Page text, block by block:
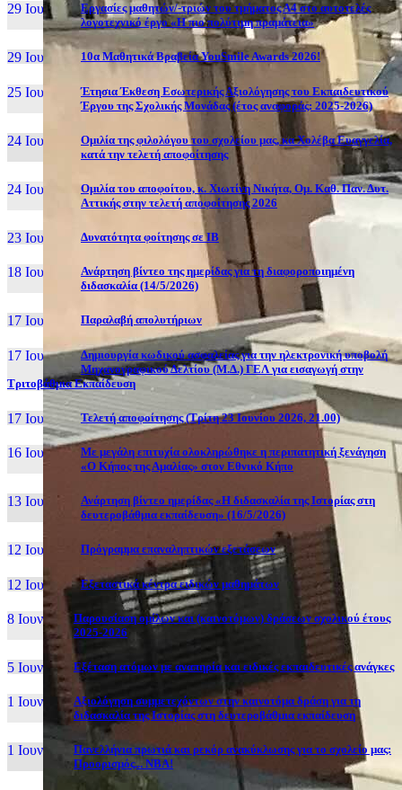
29 Ιουν, 26
Εργασίες μαθητών/-τριών του τμήματος Α4 στο αυτοτελές
λογοτεχνικό έργο «Η πιο πολύτιμη πραμάτεια»
29 Ιουν, 26 10α Μαθητικά Βραβεία YouSmile Awards 2026!
25 Ιουν, 26
Έτησια Έκθεση Εσωτερικής Αξιολόγησης του Εκπαιδευτικού
Έργου της Σχολικής Μονάδας (έτος αναφοράς: 2025-2026)
24 Ιουν, 26
Ομιλία της φιλολόγου του σχολείου μας, κα Χολέβα Ευαγγελία,
κατά την τελετή αποφοίτησης
24 Ιουν, 26
Ομιλία του αποφοίτου, κ. Χιωτίνη Νικήτα, Ομ. Καθ. Παν. Δυτ.
Αττικής στην τελετή αποφοίτησης 2026
23 Ιουν, 26 Δυνατότητα φοίτησης σε ΙΒ
18 Ιουν, 26
Ανάρτηση βίντεο της ημερίδας για τη διαφοροποιημένη
διδασκαλία (14/5/2026)
17 Ιουν, 26 Παραλαβή απολυτήριων
17 Ιουν, 26
Δημιουργία κωδικού ασφαλείας για την ηλεκτρονική υποβολή
Μηχανογραφικού Δελτίου (Μ.Δ.) ΓΕΛ για εισαγωγή στην
Τριτοβάθμια Εκπαίδευση
17 Ιουν, 26 Τελετή αποφοίτησης (Τρίτη 23 Ιουνίου 2026, 21.00)
16 Ιουν, 26
Με μεγάλη επιτυχία ολοκληρώθηκε η περιπατητική ξενάγηση
«Ο Κήπος της Αμαλίας» στον Εθνικό Κήπο
13 Ιουν, 26
Ανάρτηση βίντεο ημερίδας «Η διδασκαλία της Ιστορίας στη
δευτεροβάθμια εκπαίδευση» (16/5/2026)
12 Ιουν, 26 Πρόγραμμα επαναληπτικών εξετάσεων
12 Ιουν, 26 Εξεταστικά κέντρα ειδικών μαθημάτων
8 Ιουν, 26
Παρουσίαση ομίλων και (καινοτόμων) δράσεων σχολικού έτους
2025-2026
5 Ιουν, 26 Εξέταση ατόμων με αναπηρία και ειδικές εκπαιδευτικές ανάγκες
1 Ιουν, 26
Αξιολόγηση συμμετεχόντων στην καινοτόμα δράση για τη
διδασκαλία της Ιστορίας στη δευτεροβάθμια εκπαίδευση
1 Ιουν, 26
Πανελλήνια πρωτιά και ρεκόρ ανακύκλωσης για το σχολείο μας:
Προορισμός... NBA!